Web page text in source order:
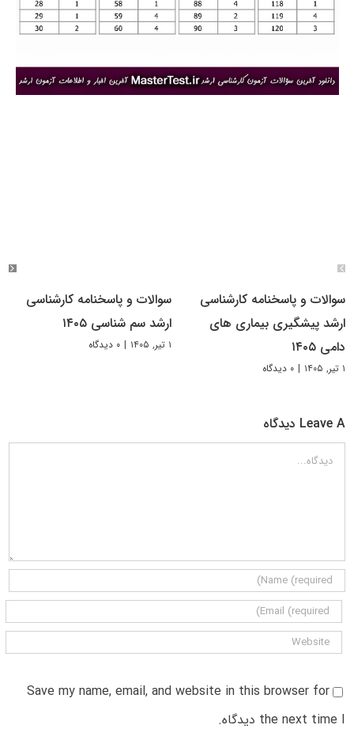
سوالات و پاسخنامه کارشناسی
ارشد پیشگیری بیماری های
دامی ۱۴۰۵
۱ تیر, ۱۴۰۵ | ۰ دیدگاه
سوالات و پاسخنامه کارشناسی
ارشد سم شناسی ۱۴۰۵
۱ تیر, ۱۴۰۵ | ۰ دیدگاه
Leave A دیدگاه
دیدگاه
Save my name, email, and website in this browser for
the next time I دیدگاه.